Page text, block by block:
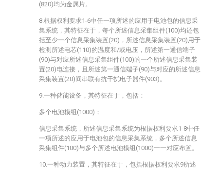
(820)均为金属片。
8.根据权利要求1-6中任一项所述的应用于电池包的信息采
集系统，其特征在于，每个所述信息采集组件(100)均还包
括至少一个信息采集装置(20)，所述信息采集装置(20)用于
检测所述电芯(110)的温度和/或电压，所述第一通信端子
(90)与对应所述信息采集组件(100)的一个所述信息采集装
置(20)电连接，且所述第一通信端子(90)与对应的所述信息
采集装置(20)间串联有抗干扰电子器件(903)。
9.一种储能设备，其特征在于，包括：
多个电池模组(1000)；
信息采集系统，所述信息采集系统为根据权利要求1-8中任
一项所述的应用于电池包的信息采集系统，多个所述信息
采集组件(100)与多个所述电池模组(1000)一一对应布置。
10.一种动力装置，其特征在于，包括根据权利要求9所述